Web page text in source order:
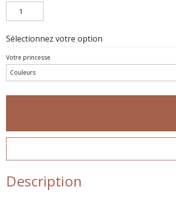
Sélectionnez votre option
Votre princesse
Description